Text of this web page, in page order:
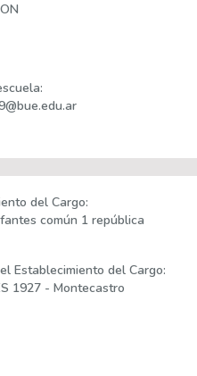
del Cargo:
común 1 república
Establecimiento del Cargo:
1927 - Montecastro